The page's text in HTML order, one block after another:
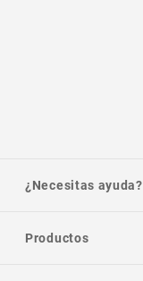
¿Necesitas ayuda?
Productos